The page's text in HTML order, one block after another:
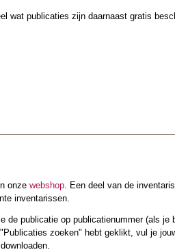
wat publicaties zijn daarnaast gratis
onze webshop . Een deel van de
inventarissen.
de publicatie op publicatienummer (als
zoeken" hebt geklikt, vul je